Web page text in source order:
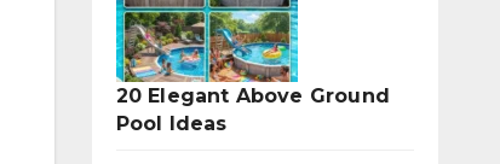
20 Elegant Above Ground
Pool Ideas